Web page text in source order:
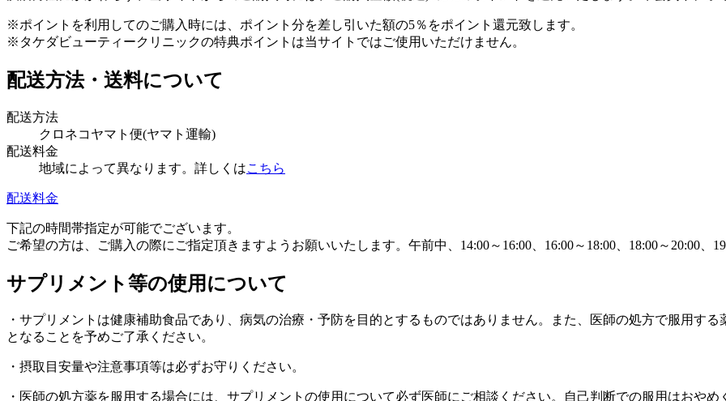
※ポイントを利用してのご購入時には、ポイント分を差し引いた額の5％をポイント還元致します。
※タケダビューティークリニックの特典ポイントは当サイトではご使用いただけません。
配送方法・送料について
配送方法
クロネコヤマト便(ヤマト運輸)
配送料金
地域によって異なります。詳しくはこちら
配送料金
下記の時間帯指定が可能でございます。
ご希望の方は、ご購入の際にご指定頂きますようお願いいたします。午前中、14:00～16:00、16:00～18:00、18:00～20:00、
サプリメント等の使用について
・サプリメントは健康補助食品であり、病気の治療・予防を目的とするものではありません。また、医師の処方で服用す
となることを予めご了承ください。
・摂取目安量や注意事項等は必ずお守りください。
・医師の処方薬を服用する場合には、サプリメントの使用について必ず医師にご相談ください。自己判断での服用はおやめ